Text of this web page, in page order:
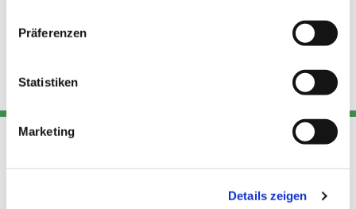
Präferenzen
Statistiken
Marketing
Details zeigen
Adresse
Kont
Links